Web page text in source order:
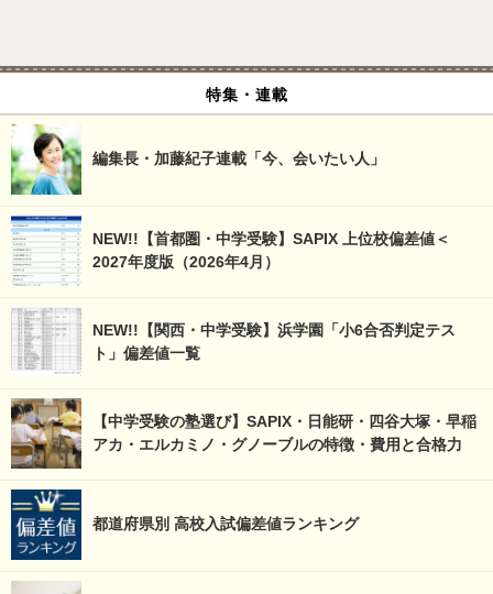
特集・連載
編集長・加藤紀子連載「今、会いたい人」
NEW!!【首都圏・中学受験】SAPIX 上位校偏差値＜
2027年度版（2026年4月）
NEW!!【関西・中学受験】浜学園「小6合否判定テス
ト」偏差値一覧
【中学受験の塾選び】SAPIX・日能研・四谷大塚・早稲
アカ・エルカミノ・グノーブルの特徴・費用と合格力
都道府県別 高校入試偏差値ランキング